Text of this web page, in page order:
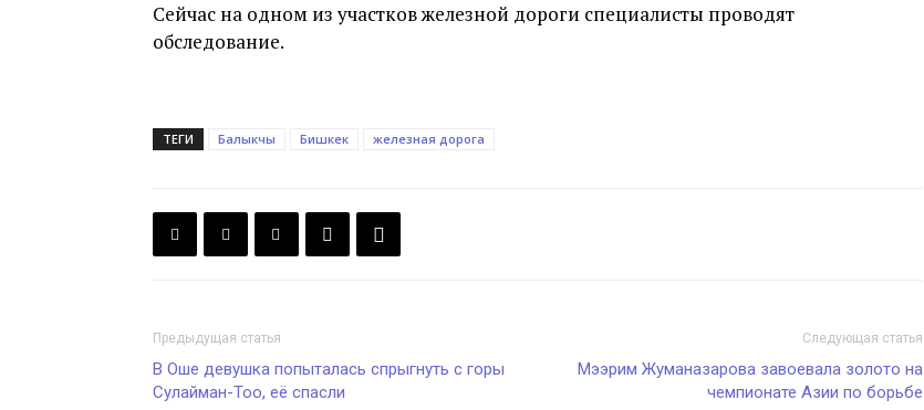
Сейчас на одном из участков железной дороги специалисты проводят
обследование.
ТЕГИ Балыкчы Бишкек железная дорога
Предыдущая статья
В Оше девушка попыталась спрыгнуть с горы
Сулайман-Тоо, её спасли
Следующая статья
Мээрим Жуманазарова завоевала золото на
чемпионате Азии по борьбе